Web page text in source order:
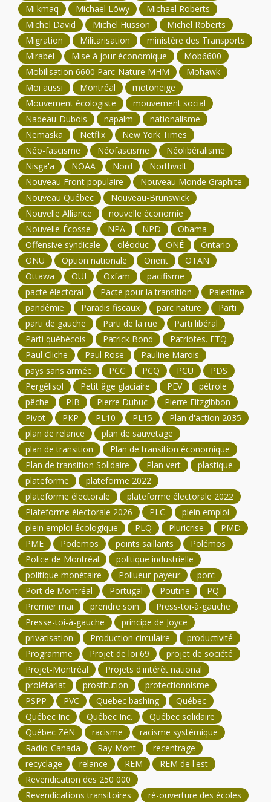
Mi'kmaq
Michael Löwy
Michael Roberts
Michel David
Michel Husson
Michel Roberts
Migration
Militarisation
ministère des Transports
Mirabel
Mise à jour économique
Mob6600
Mobilisation 6600 Parc-Nature MHM
Mohawk
Moi aussi
Montréal
motoneige
Mouvement écologiste
mouvement social
Nadeau-Dubois
napalm
nationalisme
Nemaska
Netflix
New York Times
Néo-fascisme
Néofascisme
Néolibéralisme
Nisga'a
NOAA Nord
Northvolt
Nouveau Front populaire
Nouveau Monde Graphite
Nouveau Québec
Nouveau-Brunswick
Nouvelle Alliance
nouvelle économie
Nouvelle-Écosse
NPA NPD
Obama
Offensive syndicale
oléoduc ONÉ
Ontario
ONU
Option nationale Orient
OTAN
Ottawa
OUI Oxfam
pacifisme
pacte électoral
Pacte pour la transition
Palestine
pandémie
Paradis fiscaux parc nature
Parti
parti de gauche
Parti de la rue
Parti libéral
Parti québécois
Patrick Bond
Patriotes. FTQ
Paul Cliche
Paul Rose
Pauline Marois
pays sans armée
PCC PCQ PCU
PDS
Pergélisol
Petit âge glaciaire PEV
pétrole
pêche
PIB Pierre Dubuc
Pierre Fitzgibbon
Pivot
PKP PL10 PL15
Plan d'action 2035
plan de relance
plan de sauvetage
plan de transition
Plan de transition économique
Plan de transition Solidaire
Plan vert
plastique
plateforme
plateforme 2022
plateforme électorale
plateforme électorale 2022
Plateforme électorale 2026
PLC
plein emploi
plein emploi écologique
PLQ Pluricrise
PMD
PME
Podemos points saillants
Polémos
Police de Montréal
politique industrielle
politique monétaire
Pollueur-payeur
porc
Port de Montréal
Portugal Poutine
PQ
Premier mai
prendre soin
Press-toi-à-gauche
Presse-toi-à-gauche
principe de Joyce
privatisation
Production circulaire
productivité
Programme
Projet de loi 69
projet de société
Projet-Montréal
Projets d'intérêt national
prolétariat
prostitution
protectionnisme
PSPP
PVC Quebec bashing
Québec
Québec Inc
Québec Inc.
Québec solidaire
Québec ZéN
racisme
racisme systémique
Radio-Canada
Ray-Mont
recentrage
recyclage
relance REM
REM de l'est
Revendication des 250 000
Revendications transitoires
ré-ouverture des écoles